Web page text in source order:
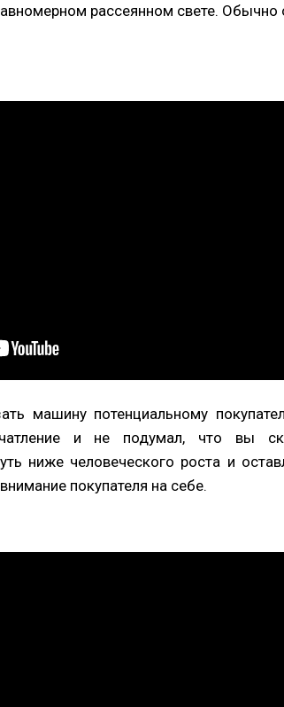
рассеянном свете.
машину потенциальному
и не подумал, что вы
ниже человеческого роста и
покупателя на себе.